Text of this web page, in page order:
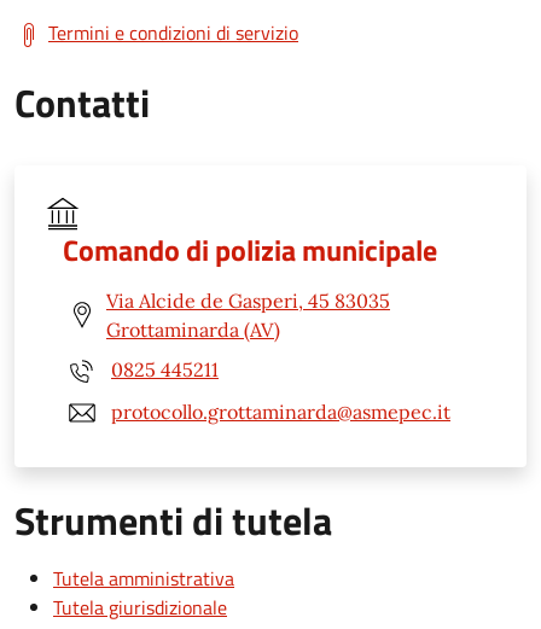
Termini e condizioni di servizio
Contatti
Comando di polizia municipale
Via Alcide de Gasperi, 45 83035
Grottaminarda (AV)
0825 445211
protocollo.grottaminarda@asmepec.it
Strumenti di tutela
Tutela amministrativa
Tutela giurisdizionale